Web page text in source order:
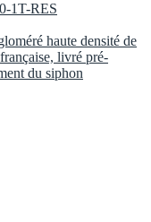
1T-RES
haute densité de
livré pré-
du siphon